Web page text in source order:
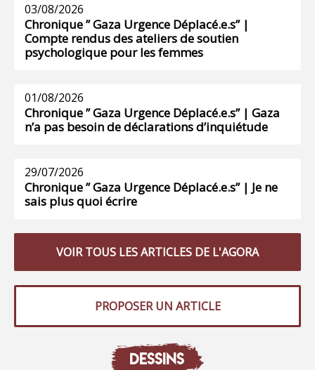
03/08/2026
Chronique ” Gaza Urgence Déplacé.e.s” |
Compte rendus des ateliers de soutien
psychologique pour les femmes
01/08/2026
Chronique ” Gaza Urgence Déplacé.e.s” | Gaza
n’a pas besoin de déclarations d’inquiétude
29/07/2026
Chronique ” Gaza Urgence Déplacé.e.s” | Je ne
sais plus quoi écrire
VOIR TOUS LES ARTICLES DE L'AGORA
PROPOSER UN ARTICLE
DESSINS